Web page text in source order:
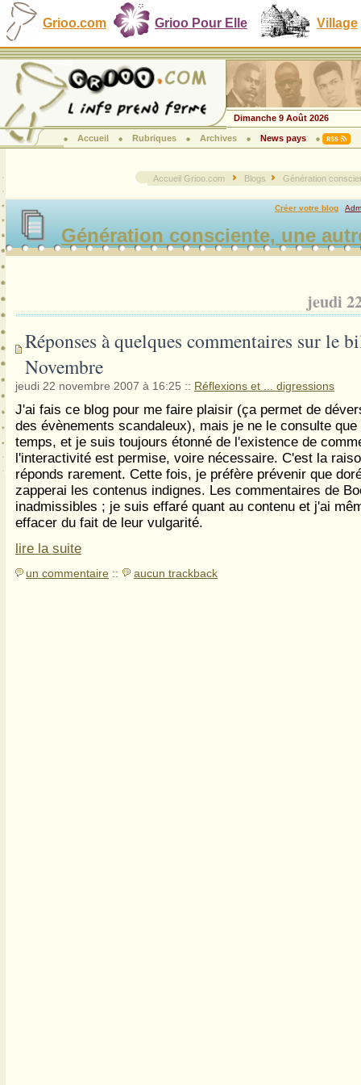
Grioo.com Grioo Pour Elle Village
Dimanche 9 Août 2026
Accueil Rubriques Archives News pays
Accueil Grioo.com Blogs Génération
Génération consciente, une
Créer votre blog
jeudi
Réponses à quelques commentaires sur le
Novembre
jeudi 22 novembre 2007 à 16:25 :: Réflexions et ... digressions
J'ai fais ce blog pour me faire plaisir (ça permet de
des évènements scandaleux), mais je ne le consulte que
temps, et je suis toujours étonné de l'existence de
l'interactivité est permise, voire nécessaire. C'est la
réponds rarement. Cette fois, je préfère prévenir que
zapperai les contenus indignes. Les commentaires de
inadmissibles ; je suis effaré quant au contenu et j'ai
effacer du fait de leur vulgarité.
lire la suite
un commentaire :: aucun trackback